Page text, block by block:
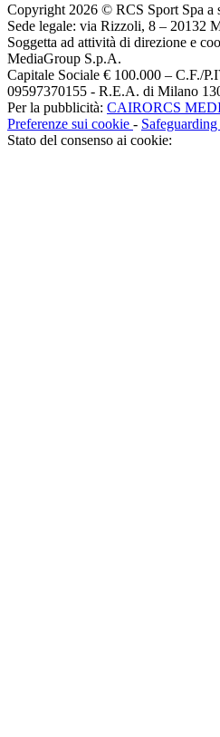
Copyright 2026 © RCS Sport Spa a
Sede legale: via Rizzoli, 8 – 20132
Soggetta ad attività di direzione e
MediaGroup S.p.A.
Capitale Sociale € 100.000 – C.F./
09597370155 - R.E.A. di Milano
Per la pubblicità: CAIRORCS
Preferenze sui cookie - Safeguarding
Stato del consenso ai cookie: